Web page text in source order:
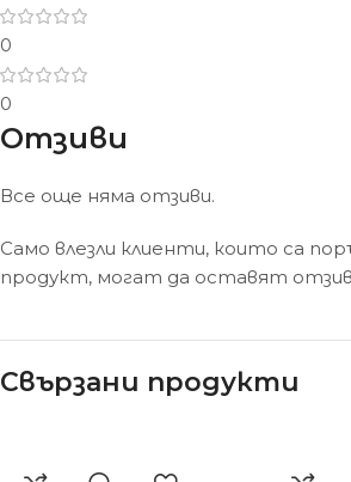
0
0
Отзиви
Все още няма отзиви.
Само влезли клиенти, които са
продукт, могат да оставят
Свързани продукти